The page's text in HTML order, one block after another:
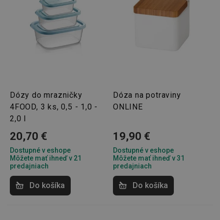
Dózy do mrazničky
4FOOD, 3 ks, 0,5 - 1,0 -
2,0 l
20,70 €
Dostupné v eshope
Môžete mať ihneď v 21
predajniach
Do košíka
Dóza na potraviny
ONLINE
19,90 €
Dostupné v eshope
Môžete mať ihneď v 31
predajniach
Do košíka